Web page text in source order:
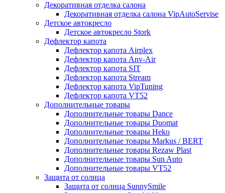
Декоративная отделка салона
Декоративная отделка салона VipAutoServise
Детское автокресло
Детское автокресло Stork
Дефлектор капота
Дефлектор капота Airplex
Дефлектор капота Anv-Air
Дефлектор капота SIT
Дефлектор капота Stream
Дефлектор капота VipTuning
Дефлектор капота VT52
Дополнительные товары
Дополнительные товары Dance
Дополнительные товары Duomat
Дополнительные товары Heko
Дополнительные товары Markus / BERT
Дополнительные товары Rezaw Plast
Дополнительные товары Sun Auto
Дополнительные товары VT52
Защита от солнца
Защита от солнца SunnySmile